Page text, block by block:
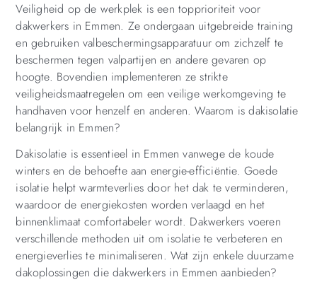
Veiligheid op de werkplek is een topprioriteit voor
dakwerkers in Emmen. Ze ondergaan uitgebreide training
en gebruiken valbeschermingsapparatuur om zichzelf te
beschermen tegen valpartijen en andere gevaren op
hoogte. Bovendien implementeren ze strikte
veiligheidsmaatregelen om een veilige werkomgeving te
handhaven voor henzelf en anderen. Waarom is dakisolatie
belangrijk in Emmen?
Dakisolatie is essentieel in Emmen vanwege de koude
winters en de behoefte aan energie-efficiëntie. Goede
isolatie helpt warmteverlies door het dak te verminderen,
waardoor de energiekosten worden verlaagd en het
binnenklimaat comfortabeler wordt. Dakwerkers voeren
verschillende methoden uit om isolatie te verbeteren en
energieverlies te minimaliseren. Wat zijn enkele duurzame
dakoplossingen die dakwerkers in Emmen aanbieden?